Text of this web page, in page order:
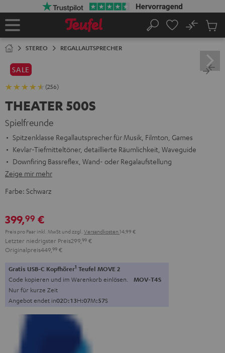
Startseite
Suche
No
STEREO REGALLAUTSPRECHER
SALE
(256)
THEATER 500S
Spielfreunde
Spitzenklasse Regallautsprecher für Musik, Filmton, Games
Kevlar-Tiefmitteltöner, detaillierte Räumlichkeit, Waveguide
Downfiring Bassreflex, Wand- oder Regalaufstellung
Zeige mir mehr
Farbe: Schwarz
399,99 €
Preis pro Paar inkl. MwSt und zzgl. Versandkosten 14,99 €
Letzter niedrigster Preis299, 99 €
Originalpreis449, 99 €
Gratis USB-C Kopfhörer1 Teufel MOVE 2
Code kopieren und im Warenkorb einlösen. MOV-T4S
Nur für kurze Zeit
Angebot endet in02D:13H:07M:56S